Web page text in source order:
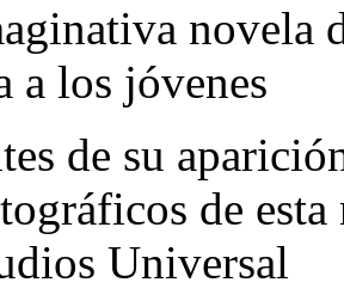
novela
a los jóvenes
de su
de
Universal